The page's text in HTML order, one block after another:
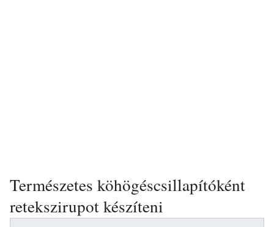
Természetes köhögéscsillapítóként
retekszirupot készíteni